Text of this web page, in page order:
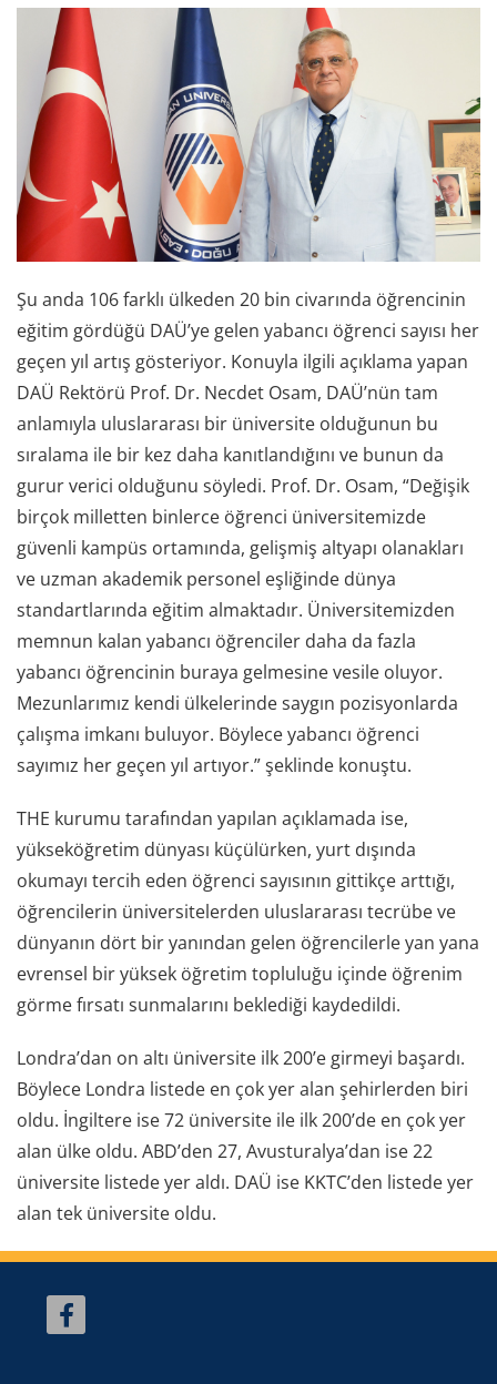
Şu anda 106 farklı ülkeden 20 bin civarında öğrencinin
eğitim gördüğü DAÜ’ye gelen yabancı öğrenci sayısı her
geçen yıl artış gösteriyor. Konuyla ilgili açıklama yapan
DAÜ Rektörü Prof. Dr. Necdet Osam, DAÜ’nün tam
anlamıyla uluslararası bir üniversite olduğunun bu
sıralama ile bir kez daha kanıtlandığını ve bunun da
gurur verici olduğunu söyledi. Prof. Dr. Osam, “Değişik
birçok milletten binlerce öğrenci üniversitemizde
güvenli kampüs ortamında, gelişmiş altyapı olanakları
ve uzman akademik personel eşliğinde dünya
standartlarında eğitim almaktadır. Üniversitemizden
memnun kalan yabancı öğrenciler daha da fazla
yabancı öğrencinin buraya gelmesine vesile oluyor.
Mezunlarımız kendi ülkelerinde saygın pozisyonlarda
çalışma imkanı buluyor. Böylece yabancı öğrenci
sayımız her geçen yıl artıyor.” şeklinde konuştu.
THE kurumu tarafından yapılan açıklamada ise,
yükseköğretim dünyası küçülürken, yurt dışında
okumayı tercih eden öğrenci sayısının gittikçe arttığı,
öğrencilerin üniversitelerden uluslararası tecrübe ve
dünyanın dört bir yanından gelen öğrencilerle yan yana
evrensel bir yüksek öğretim topluluğu içinde öğrenim
görme fırsatı sunmalarını beklediği kaydedildi.
Londra’dan on altı üniversite ilk 200’e girmeyi başardı.
Böylece Londra listede en çok yer alan şehirlerden biri
oldu. İngiltere ise 72 üniversite ile ilk 200’de en çok yer
alan ülke oldu. ABD’den 27, Avusturalya’dan ise 22
üniversite listede yer aldı. DAÜ ise KKTC’den listede yer
alan tek üniversite oldu.